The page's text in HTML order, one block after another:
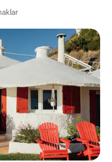
arasında